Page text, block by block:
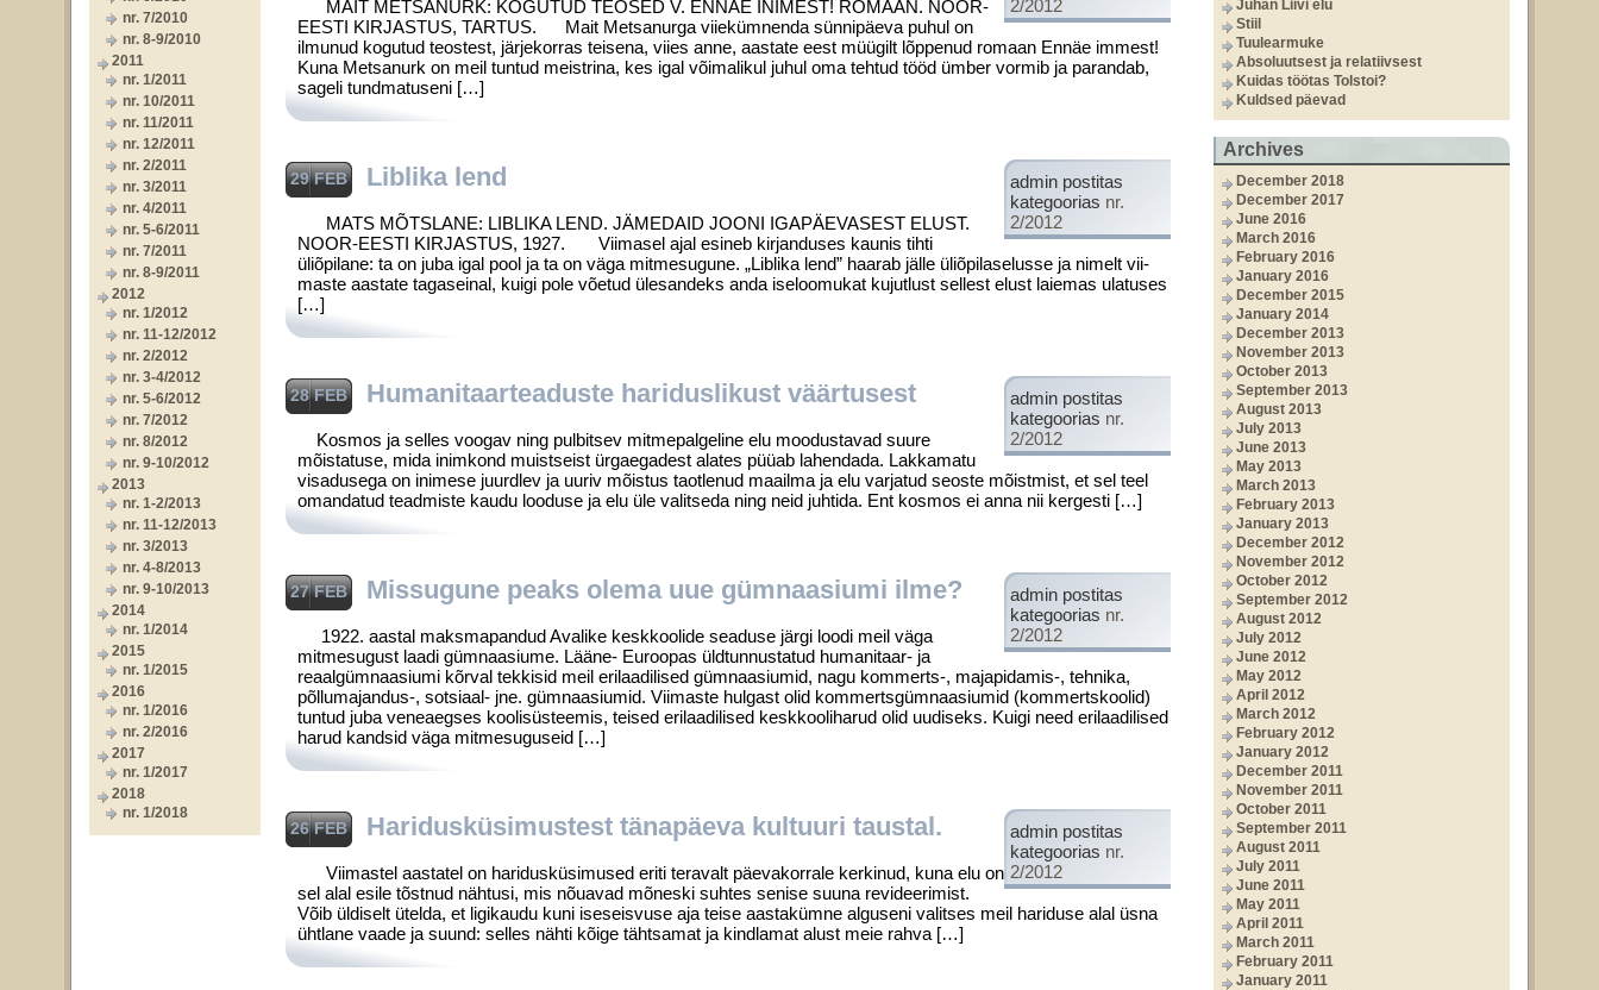
nr. 7/2010
nr. 8-9/2010
2011
nr. 1/2011
nr. 10/2011
nr. 11/2011
nr. 12/2011
nr. 2/2011
nr. 3/2011
nr. 4/2011
nr. 5-6/2011
nr. 7/2011
nr. 8-9/2011
2012
nr. 1/2012
nr. 11-12/2012
nr. 2/2012
nr. 3-4/2012
nr. 5-6/2012
nr. 7/2012
nr. 8/2012
nr. 9-10/2012
2013
nr. 1-2/2013
nr. 11-12/2013
nr. 3/2013
nr. 4-8/2013
nr. 9-10/2013
2014
nr. 1/2014
2015
nr. 1/2015
2016
nr. 1/2016
nr. 2/2016
2017
nr. 1/2017
2018
nr. 1/2018
Juhan Liivi elu
Stiil
Tuulearmuke
Absoluutsest ja relatiivsest
Kuidas töötas Tolstoi?
Kuldsed päevad
Archives
December 2018
December 2017
June 2016
March 2016
February 2016
January 2016
December 2015
January 2014
December 2013
November 2013
October 2013
September 2013
August 2013
July 2013
June 2013
May 2013
March 2013
February 2013
January 2013
December 2012
November 2012
October 2012
September 2012
August 2012
July 2012
June 2012
May 2012
April 2012
March 2012
February 2012
January 2012
December 2011
November 2011
October 2011
September 2011
August 2011
July 2011
June 2011
May 2011
April 2011
March 2011
February 2011
January 2011
2/2012
MAIT METSANURK: KOGUTUD TEOSED V. ENNÄE INIMEST! ROMAAN. NOOR-
EESTI KIRJASTUS, TARTUS. Mait Metsanurga viiekümnenda sünnipäeva puhul on
ilmunud kogutud teostest, järjekorras teisena, viies anne, aastate eest müügilt lõppenud romaan Ennäe immest!
Kuna Metsanurk on meil tuntud meistrina, kes igal võimalikul juhul oma tehtud tööd ümber vormib ja parandab,
sageli tundmatuseni […]
admin postitas
kategoorias nr.
2/2012
29 FEB Liblika lend
MATS MÕTSLANE: LIBLIKA LEND. JÄMEDAID JOONI IGAPÄEVASEST ELUST.
NOOR-EESTI KIRJASTUS, 1927. Viimasel ajal esineb kirjanduses kaunis tihti
üliõpilane: ta on juba igal pool ja ta on väga mitme­sugune. „Liblika lend” haarab jälle üliõpilaselusse ja nimelt vii­
maste aastate tagaseinal, kuigi pole võetud ülesandeks anda iseloomukat kujutlust sellest elust laiemas ulatu­ses
[…]
admin postitas
kategoorias nr.
2/2012
28 FEB Humanitaarteaduste hariduslikust väärtusest
Kosmos ja selles voogav ning pulbitsev mitmepalgeline elu moodustavad suure
mõistatuse, mida inimkond muistseist ürg­aegadest alates püüab lahendada. Lakkamatu
visadusega on ini­mese juurdlev ja uuriv mõistus taotlenud maailma ja elu varjatud seoste mõistmist, et sel teel
omandatud teadmiste kaudu looduse ja elu üle valitseda ning neid juhtida. Ent kosmos ei anna nii ker­gesti […]
admin postitas
kategoorias nr.
2/2012
27 FEB Missugune peaks olema uue gümnaasiumi ilme?
1922. aastal maksmapandud Avalike keskkoolide seaduse järgi loodi meil väga
mitmesugust laadi gümnaasiume. Lääne- Euroopas üldtunnustatud humanitaar- ja
reaalgümnaasiumi kõrval tekkisid meil erilaadilised gümnaasiumid, nagu kommerts-, majapidamis-, tehnika,
põllumajandus-, sotsiaal- jne. gümnaasiumid. Viimaste hulgast olid kommertsgümnaasiumid (kommertskoolid)
tuntud juba veneaegses koolisüsteemis, teised erilaadilised keskkooliharud olid uudiseks. Kuigi need erilaadilised
harud kandsid väga mitmesuguseid […]
admin postitas
kategoorias nr.
2/2012
26 FEB Haridusküsimustest tänapäeva kultuuri taustal.
Viimastel aastatel on haridusküsimused eriti teravalt päevakorrale kerkinud, kuna elu on
sel alal esile tõstnud nähtusi, mis nõuavad mõneski suhtes senise suuna revideerimist.
Võib üldiselt ütelda, et ligikaudu kuni iseseisvuse aja teise aasta­kümne alguseni valitses meil hariduse alal üsna
ühtlane vaade ja suund: selles nähti kõige tähtsamat ja kindlamat alust meie rahva […]